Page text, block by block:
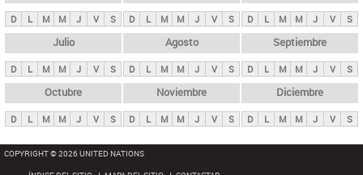
i
p
a
l
s
D L M M J V S D L M M J V S D L M M J V S
Julio
D L M M J V S
Agosto
D L M M J V S
Septiembre
D L M M J V S
Octubre
D L M M J V S
Noviembre
D L M M J V S
Diciembre
D L M M J V S
COPYRIGHT © 2026 UNITED NATIONS